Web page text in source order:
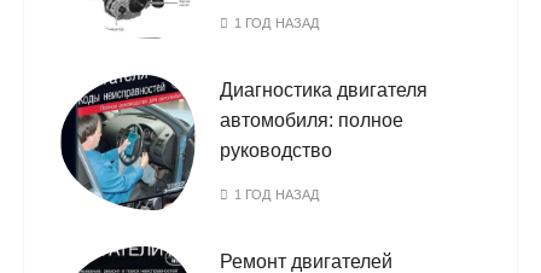
1 ГОД НАЗАД
Диагностика двигателя
автомобиля: полное
руководство
1 ГОД НАЗАД
Ремонт двигателей